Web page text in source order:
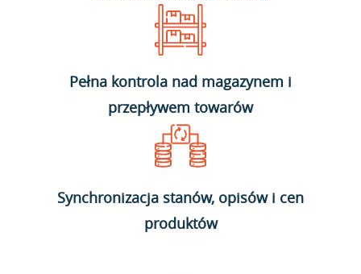
Pełna kontrola nad magazynem i
przepływem towarów
Synchronizacja stanów, opisów i cen
produktów